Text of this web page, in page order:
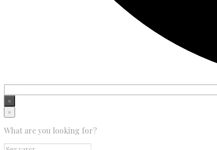
×
×
What are you looking for?